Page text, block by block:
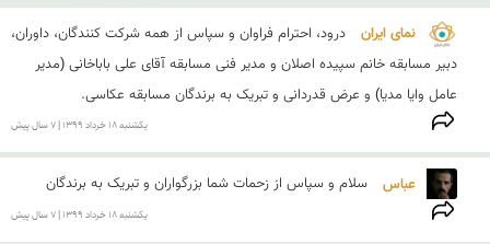
نمای ایران
عامل وایا مدیا) و عرض قدردانی و تبریک به برندگان مسابقه عکاسی.
يكشنبه 18 خرداد 1399 | 7 سال پیش
عباس سلام و سپاس از زحمات شما بزرگواران و تبریک به برندگان
يكشنبه 18 خرداد 1399 | 7 سال پیش